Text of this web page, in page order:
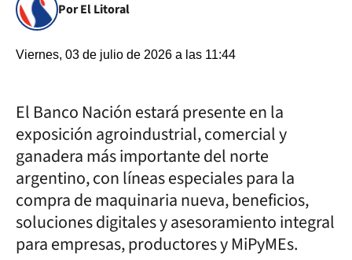
Por El Litoral
Viernes, 03 de julio de 2026 a las 11:44
El Banco Nación estará presente en la
exposición agroindustrial, comercial y
ganadera más importante del norte
argentino, con líneas especiales para la
compra de maquinaria nueva, beneficios,
soluciones digitales y asesoramiento integral
para empresas, productores y MiPyMEs.